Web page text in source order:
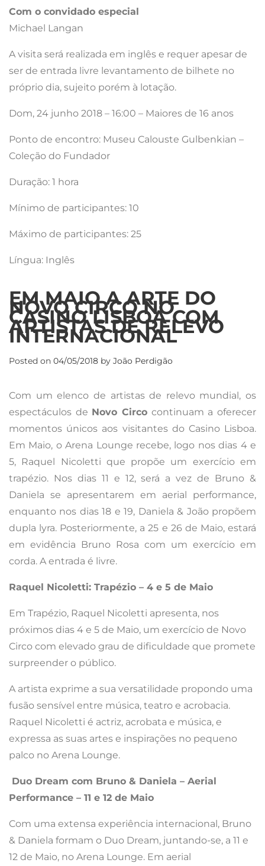
Com o convidado especial
Michael Langan
A visita será realizada em inglês e requer apesar de
ser de entrada livre levantamento de bilhete no
próprio dia, sujeito porém à lotação.
Dom, 24 junho 2018 – 16:00 – Maiores de 16 anos
Ponto de encontro: Museu Calouste Gulbenkian –
Coleção do Fundador
Duração: 1 hora
Mínimo de participantes: 10
Máximo de participantes: 25
Língua: Inglês
EM MAIO A ARTE DO
NOVO CIRCO NO
CASINO LISBOA COM
ARTISTAS DE RELEVO
INTERNACIONAL
Posted on 04/05/2018 by João Perdigão
Com um elenco de artistas de relevo mundial, os
espectáculos de Novo Circo continuam a oferecer
momentos únicos aos visitantes do Casino Lisboa.
Em Maio, o Arena Lounge recebe, logo nos dias 4 e
5, Raquel Nicoletti que propõe um exercício em
trapézio. Nos dias 11 e 12, será a vez de Bruno &
Daniela se apresentarem em aerial performance,
enquanto nos dias 18 e 19, Daniela & João propõem
dupla lyra. Posteriormente, a 25 e 26 de Maio, estará
em evidência Bruno Rosa com um exercício em
corda. A entrada é livre.
Raquel Nicoletti: Trapézio – 4 e 5 de Maio
Em Trapézio, Raquel Nicoletti apresenta, nos
próximos dias 4 e 5 de Maio, um exercício de Novo
Circo com elevado grau de dificuldade que promete
surpreender o público.
A artista exprime a sua versatilidade propondo uma
fusão sensível entre música, teatro e acrobacia.
Raquel Nicoletti é actriz, acrobata e música, e
expressa as suas artes e inspirações no pequeno
palco no Arena Lounge.
Duo Dream com Bruno & Daniela – Aerial
Performance – 11 e 12 de Maio
Com uma extensa experiência internacional, Bruno
& Daniela formam o Duo Dream, juntando-se, a 11 e
12 de Maio, no Arena Lounge. Em aerial